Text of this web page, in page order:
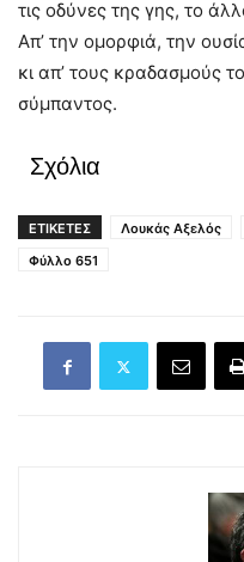
τις οδύνες της γης, το
Απ’ την ομορφιά, την
κι απ’ τους κραδασμούς
σύμπαντος.
Σχόλια
ΕΤΙΚΕΤΕΣ Λουκάς Αξελός
Φύλλο 651